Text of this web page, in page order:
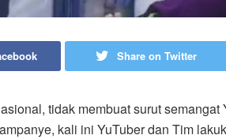
Share on Twitter
tidak membuat surut semangat
kali ini YuTuber dan Tim